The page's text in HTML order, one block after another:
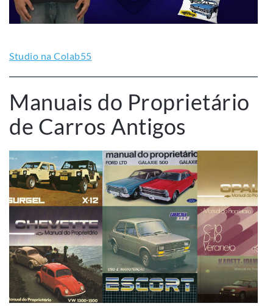
Studio na Colab55
Manuais do Proprietário
de Carros Antigos